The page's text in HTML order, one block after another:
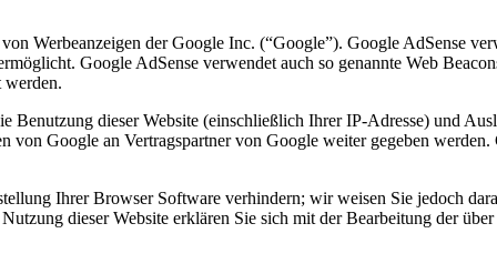
Werbeanzeigen der Google Inc. (“Google”). Google AdSense
Google AdSense verwendet auch so genannte Web
werden.
Benutzung dieser Website (einschließlich Ihrer IP-Adresse) und
von Google an Vertragspartner von Google weiter gegeben
Ihrer Browser Software verhindern; wir weisen Sie jedoch
dieser Website erklären Sie sich mit der Bearbeitung der